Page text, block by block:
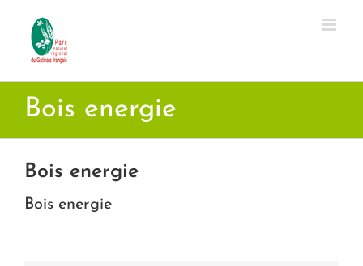
contenu
Bois energie
Bois energie
Bois energie